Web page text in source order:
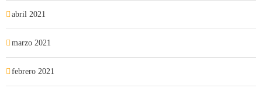
abril 2021
marzo 2021
febrero 2021